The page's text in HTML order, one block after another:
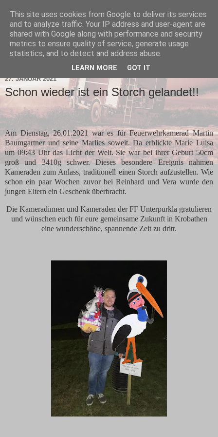
27. JANUAR 2021
Schon wieder ist ein Storch gelandet!!
Am Dienstag, 26.01.2021 war es für Feuerwehrkamerad Martin
Baumgartner und seine Marlies soweit. Da erblickte Marie Luisa
um 09:43 Uhr das Licht der Welt. Sie war bei ihrer Geburt 50cm
groß und 3410g schwer. Dieses besondere Ereignis nahmen
Kameraden zum Anlass, traditionell einen Storch aufzustellen. Wie
schon ein paar Wochen zuvor bei Reinhard und Vera wurde den
jungen Eltern ein Geschenk überbracht.
Die Kameradinnen und Kameraden der FF Unterpurkla gratulieren
und wünschen euch für eure gemeinsame Zukunft in Krobathen
eine wunderschöne, spannende Zeit zu dritt.
This site uses cookies from Google to deliver its services
and to analyze traffic. Your IP address and user-agent are
shared with Google along with performance and security
metrics to ensure quality of service, generate usage
statistics, and to detect and address abuse.
LEARN MORE GOT IT